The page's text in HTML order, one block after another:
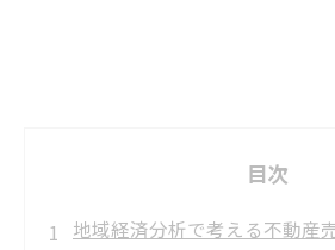
目次
地域経済分析で考える不動産